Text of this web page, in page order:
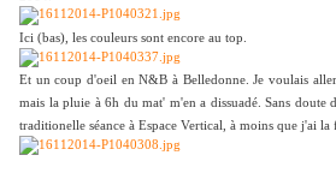
Ici (bas), les couleurs sont encore au top.
Et un coup d'oeil en N&B à Belledonne. Je voulais
mais la pluie à 6h du mat' m'en a dissuadé. Sans doute
traditionelle séance à Espace Vertical, à moins que j'ai la